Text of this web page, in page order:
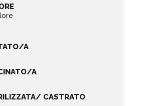
A
A
CASTRATO